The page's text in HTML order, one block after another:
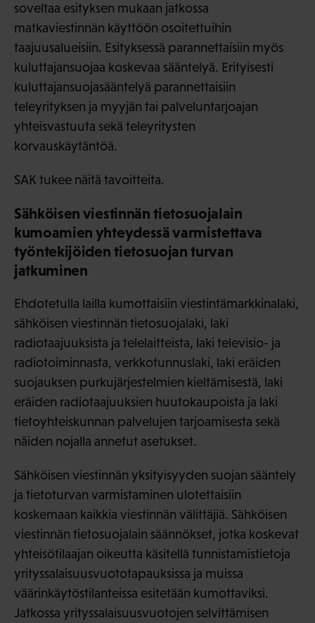
soveltaa esityksen mukaan jatkossa
matkaviestinnän käyttöön osoitettuihin
taajuusalueisiin. Esityksessä parannettaisiin myös
kuluttajansuojaa koskevaa sääntelyä. Erityisesti
kuluttajansuojasääntelyä parannettaisiin
teleyrityksen ja myyjän tai palveluntarjoajan
yhteisvastuuta sekä teleyritysten
korvauskäytäntöä.
SAK tukee näitä tavoitteita.
Sähköisen viestinnän tietosuojalain
kumoamien yhteydessä varmistettava
työntekijöiden tietosuojan turvan
jatkuminen
Ehdotetulla lailla kumottaisiin viestintämarkkinalaki,
sähköisen viestinnän tietosuojalaki, laki
radiotaajuuksista ja telelaitteista, laki televisio- ja
radiotoiminnasta, verkkotunnuslaki, laki eräiden
suojauksen purkujärjestelmien kieltämisestä, laki
eräiden radiotaajuuksien huutokaupoista ja laki
tietoyhteiskunnan palvelujen tarjoamisesta sekä
näiden nojalla annetut asetukset.
Sähköisen viestinnän yksityisyyden suojan sääntely
ja tietoturvan varmistaminen ulotettaisiin
koskemaan kaikkia viestinnän välittäjiä. Sähköisen
viestinnän tietosuojalain säännökset, jotka koskevat
yhteisötilaajan oikeutta käsitellä tunnistamistietoja
yrityssalaisuusvuototapauksissa ja muissa
väärinkäytöstilanteissa esitetään kumottaviksi.
Jatkossa yrityssalaisuusvuotojen selvittämisen